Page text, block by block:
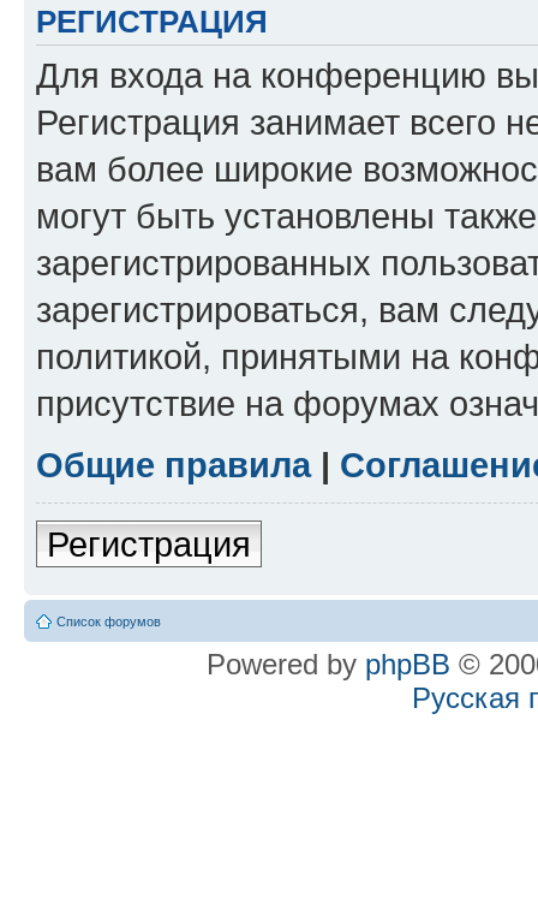
РЕГИСТРАЦИЯ
Для входа на конференцию
Регистрация занимает всего
вам более широкие
могут быть установлены
зарегистрированных
зарегистрироваться, вам
политикой, принятыми на
присутствие на форумах
Общие правила|
Регистрация
Список форумов
Powered by phpBB ©
Русская